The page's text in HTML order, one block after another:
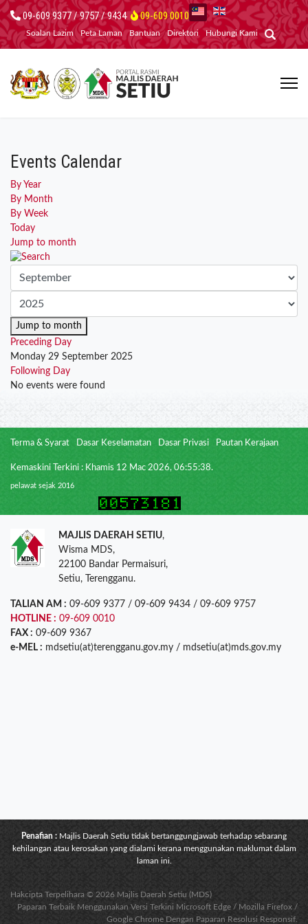
09-609 9377 / 9757 / 9434 09-609 0010
Soalan Lazim Peta Laman Bantuan Direktori Hubungi Kami
Events Calendar
By Year
By Month
By Week
Today
Jump to month
Jump to month
Preceding Day
Monday 29 September 2025
Following Day
No events were found
Terma & Syarat Dasar Keselamatan Dasar Privasi Pautan Kerajaan
Kemaskini Terkini : Khamis 12 Mac 2026, 06:55:38.
pelawat sejak 2016
MAJLIS DAERAH SETIU,
Wisma MDS,
22100 Bandar Permaisuri,
Setiu, Terengganu.
TALIAN AM : 09-609 9377 / 09-609 9434 / 09-609 9757
HOTLINE : 09-609 0010
FAX : 09-609 9367
e-MEL : mdsetiu(at)terengganu.gov.my / mdsetiu(at)mds.gov.my
Penafian : Majlis Daerah Setiu tidak bertanggungjawab terhadap sebarang
kehilangan atau kerosakan yang dialami kerana menggunakan maklumat dalam
laman ini.
Hakcipta Terpelihara © 2026 Majlis Daerah Setiu (MDS)
Paparan Terbaik Menggunakan Versi Terkini Microsoft Edge / Mozilla Firefox /
Google Chrome Dengan Paparan Resolusi Responsif.